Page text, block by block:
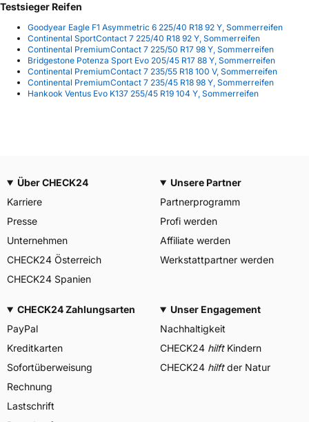
Testsieger Reifen
Goodyear Eagle F1 Asymmetric 6 225/40 R18 92 Y, Sommerreifen
Continental SportContact 7 225/40 R18 92 Y, Sommerreifen
Continental PremiumContact 7 225/50 R17 98 Y, Sommerreifen
Bridgestone Potenza Sport Evo 205/45 R17 88 Y, Sommerreifen
Continental PremiumContact 7 235/55 R18 100 V, Sommerreifen
Continental PremiumContact 7 235/45 R18 98 Y, Sommerreifen
Hankook Ventus Evo K137 255/45 R19 104 Y, Sommerreifen
Über CHECK24
Karriere
Presse
Unternehmen
CHECK24 Österreich
CHECK24 Spanien
Unsere Partner
Partnerprogramm
Profi werden
Affiliate werden
Werkstattpartner werden
CHECK24 Zahlungsarten
PayPal
Kreditkarten
Sofortüberweisung
Rechnung
Lastschrift
Unser Engagement
Nachhaltigkeit
CHECK24 hilftKindern
CHECK24 hilftder Natur